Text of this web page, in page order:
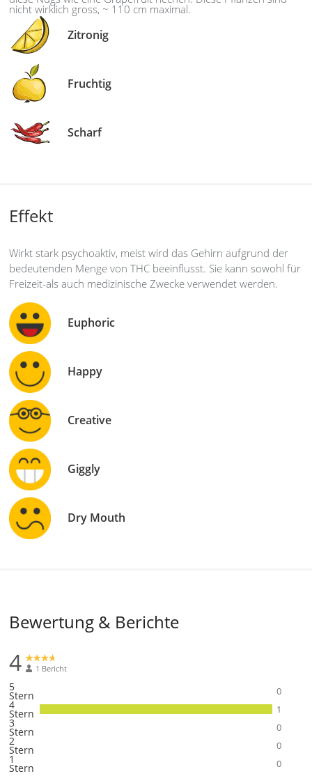
nicht wirklich gross, ~ 110 cm maximal.
Zitronig
Fruchtig
Scharf
Effekt
Wirkt stark psychoaktiv, meist wird das Gehirn aufgrund der
bedeutenden Menge von THC beeinflusst. Sie kann sowohl für
Freizeit-als auch medizinische Zwecke verwendet werden.
Euphoric
Happy
Creative
Giggly
Dry Mouth
Bewertung & Berichte
4 1 Bericht
5
Stern 0
4
Stern 1
3
Stern 0
2
Stern 0
1
Stern 0